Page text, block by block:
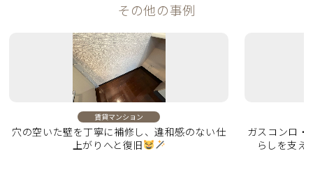
その他の事例
賃貸マンション
穴の空いた壁を丁寧に補修し、違和感のない仕
上がりへと復旧
ガスコンロ・
らしを支え